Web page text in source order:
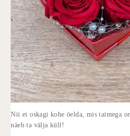
Nii ei oskagi kohe öelda, mis taimega
näeb ta välja küll!